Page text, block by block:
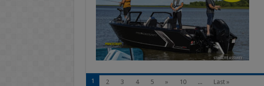
1 2 3 4 5 » 10 ... Last »